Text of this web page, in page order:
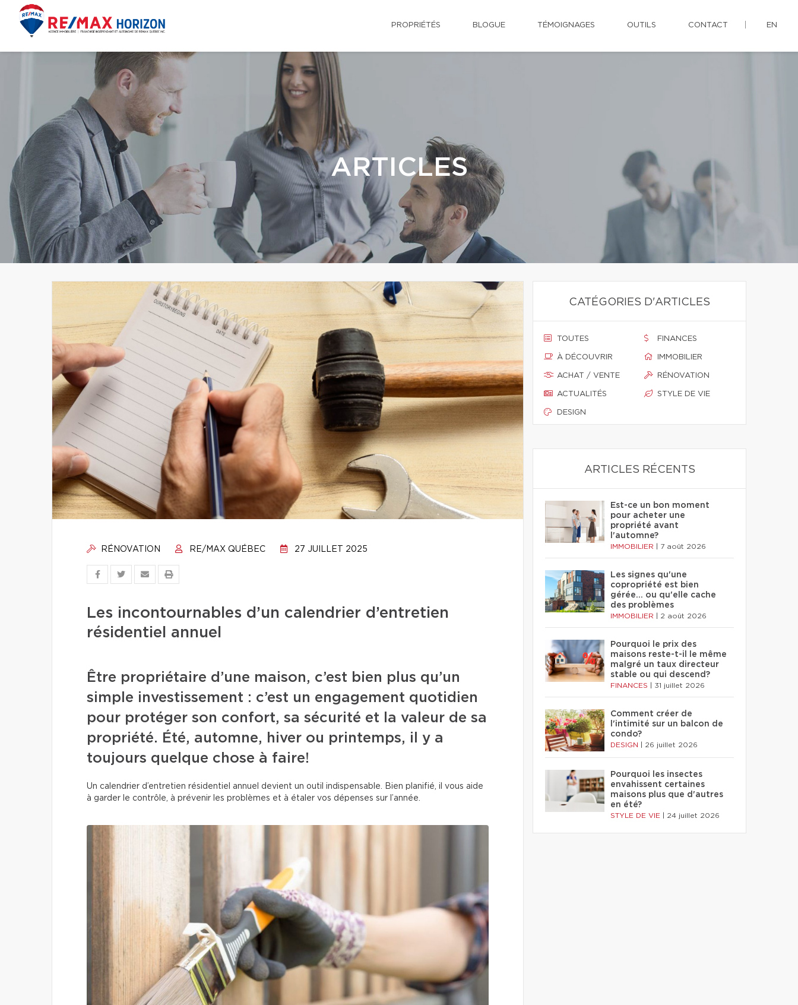
PROPRIÉTÉS BLOGUE TÉMOIGNAGES OUTILS CONTACT EN
ARTICLES
RÉNOVATION RE/MAX QUÉBEC 27 JUILLET 2025
Les incontournables d’un calendrier d’entretien
résidentiel annuel
Être propriétaire d’une maison, c’est bien plus qu’un
simple investissement : c’est un engagement quotidien
pour protéger son confort, sa sécurité et la valeur de sa
propriété. Été, automne, hiver ou printemps, il y a
toujours quelque chose à faire!
Un calendrier d’entretien résidentiel annuel devient un outil indispensable. Bien planifié, il vous aide
à garder le contrôle, à prévenir les problèmes et à étaler vos dépenses sur l’année.
CATÉGORIES D'ARTICLES
TOUTES
À DÉCOUVRIR
ACHAT / VENTE
ACTUALITÉS
DESIGN
FINANCES
IMMOBILIER
RÉNOVATION
STYLE DE VIE
ARTICLES RÉCENTS
Est-ce un bon moment
pour acheter une
propriété avant
l'automne?
IMMOBILIER 7 août 2026
Les signes qu'une
copropriété est bien
gérée… ou qu'elle cache
des problèmes
IMMOBILIER 2 août 2026
Pourquoi le prix des
maisons reste-t-il le même
malgré un taux directeur
stable ou qui descend?
FINANCES 31 juillet 2026
Comment créer de
l'intimité sur un balcon de
condo?
DESIGN 26 juillet 2026
Pourquoi les insectes
envahissent certaines
maisons plus que d'autres
en été?
STYLE DE VIE 24 juillet 2026